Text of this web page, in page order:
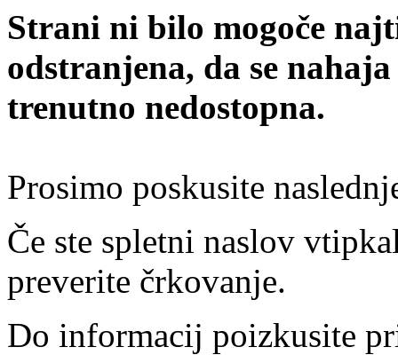
Strani ni bilo mogoče
odstranjena, da se
trenutno nedostopna.
Prosimo poskusite
Če ste spletni naslov
preverite črkovanje.
Do informacij poizkusite